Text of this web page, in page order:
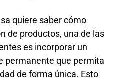
quiere saber cómo
de productos, una de las
es incorporar un
permanente que permita
de forma única. Esto